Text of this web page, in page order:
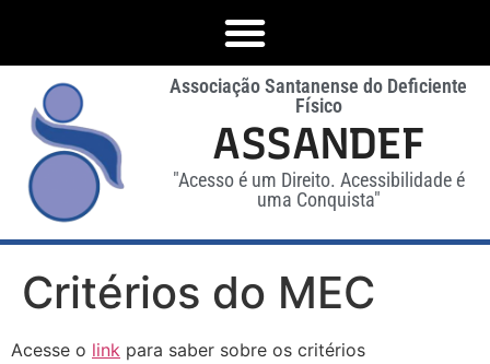
Associação Santanense do Deficiente
Físico
ASSANDEF
"Acesso é um Direito. Acessibilidade é
uma Conquista"
Critérios do MEC
Acesse o link para saber sobre os critérios